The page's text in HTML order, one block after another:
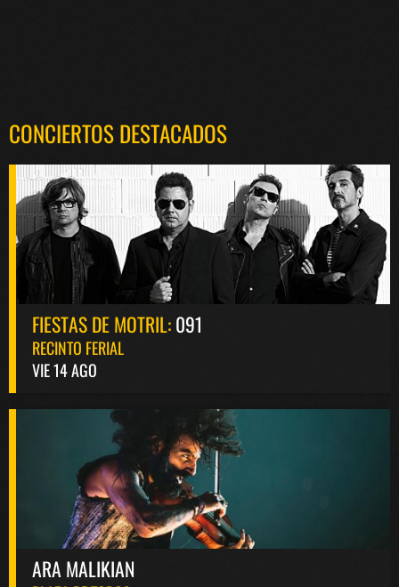
CONCIERTOS DESTACADOS
FIESTAS DE MOTRIL:091
RECINTO FERIAL
VIE 14 AGO
ARA MALIKIAN